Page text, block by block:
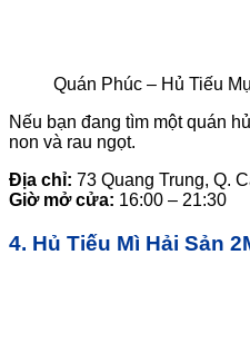
Quán Phúc – Hủ Tiếu
Nếu bạn đang tìm một quán
non và rau ngọt.
Địa chỉ: 73 Quang Trung, Q.
Giờ mở cửa: 16:00 – 21:30
4. Hủ Tiếu Mì Hải Sản